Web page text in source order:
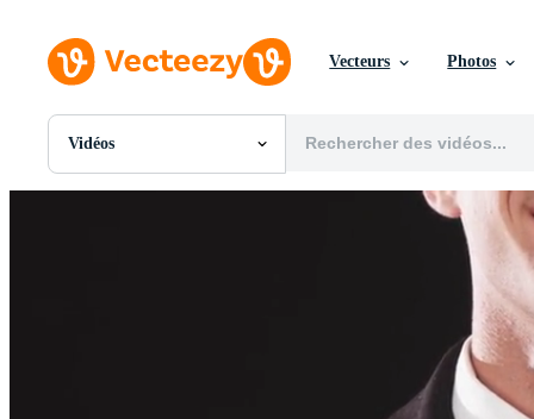
Vecteurs Photos
Vidéos
Toutes Images